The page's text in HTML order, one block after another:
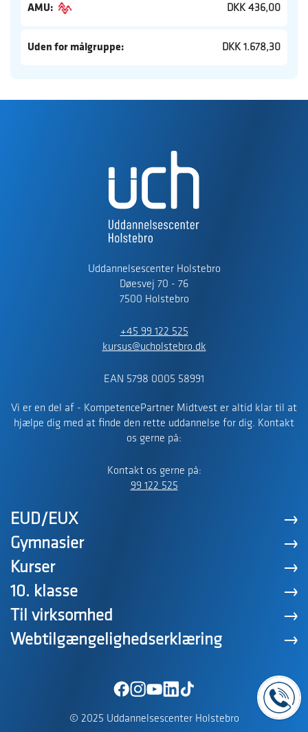
AMU: DKK 436,00
Uden for målgruppe: DKK 1.678,30
Uddannelsescenter Holstebro
Døesvej 70 - 76
7500 Holstebro
+45 99 122 525
kursus@ucholstebro.dk
EAN 5798 0005 58991
Vi er en del af - KompetencePartner Midtvest er altid klar til at
hjælpe dig med at finde den rette uddannelse for dig. Kontakt
os gerne på:
Kontakt os gerne på:
99 122 525
EUD/EUX
Gymnasier
Kurser
10. klasse
Til virksomhed
Webtilgængelighedserklæring
© 2025 Uddannelsescenter Holstebro